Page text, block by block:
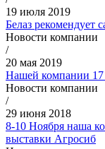
19 июля 2019
Белаз рекомендует
Новости компании
/
20 мая 2019
Нашей компании 17
Новости компании
/
29 июня 2018
8-10 Ноября наша
выставки Агросиб